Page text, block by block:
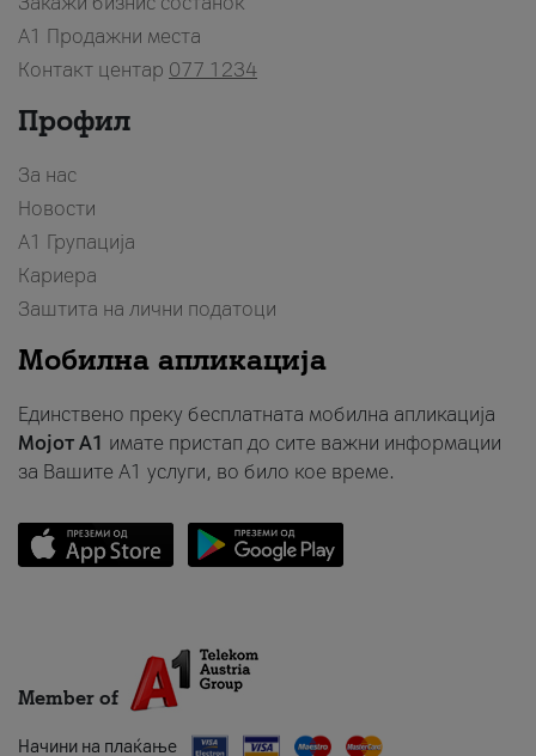
A1 Продажни места
Контакт центар 077 1234
Профил
За нас
Новости
А1 Групација
Кариера
Заштита на лични податоци
Мобилна апликација
Единствено преку бесплатната мобилна апликација
Мојот A1 имате пристап до сите важни информации
за Вашите A1 услуги, во било кое време.
Member of
Начини на плаќање